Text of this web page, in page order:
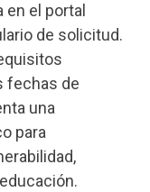
el portal
de solicitud.
fechas de
una
para